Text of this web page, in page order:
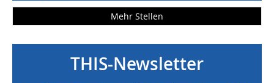
Mehr Stellen
THIS-Newsletter